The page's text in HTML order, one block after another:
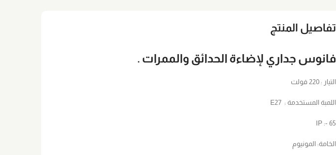
تفاصيل المنتج
فانوس جداري لإضاءة الحدائق والممرات .
التيار : 220 فولت
اللمبة المستخدمة : E27
IP :- 65
الخامة: المونيوم